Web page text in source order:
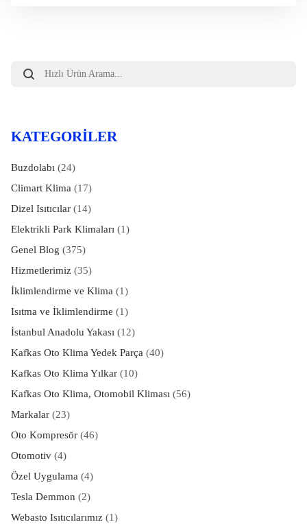
search
KATEGORILER
Buzdolabı (24)
Climart Klima (17)
Dizel Isıtıcılar(14)
Elektrikli Park Klimaları (1)
Genel Blog (375)
Hizmetlerimiz(35)
İklimlendirme ve Klima (1)
Isıtma ve İklimlendirme (1)
İstanbul Anadolu Yakası (12)
Kafkas Oto Klima Yedek Parça (40)
Kafkas Oto Klima Yılkar(10)
Kafkas Oto Klima, Otomobil Kliması (56)
Markalar(23)
Oto Kompresör(46)
Otomotiv(4)
Özel Uygulama (4)
Tesla Demmon (2)
Webasto Isıtıcılarımız(1)